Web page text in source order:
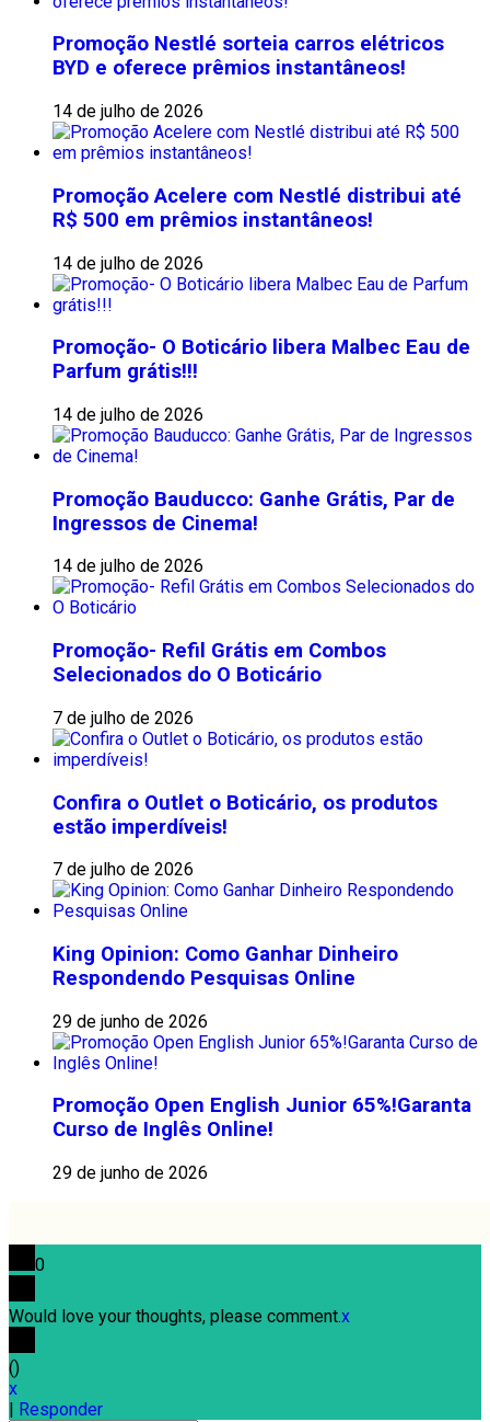
Promoção Nestlé sorteia carros elétricos
BYD e oferece prêmios instantâneos!
14 de julho de 2026
Promoção Acelere com Nestlé distribui até
R$ 500 em prêmios instantâneos!
14 de julho de 2026
Promoção- O Boticário libera Malbec Eau de
Parfum grátis!!!
14 de julho de 2026
Promoção Bauducco: Ganhe Grátis, Par de
Ingressos de Cinema!
14 de julho de 2026
Promoção- Refil Grátis em Combos
Selecionados do O Boticário
7 de julho de 2026
Confira o Outlet o Boticário, os produtos
estão imperdíveis!
7 de julho de 2026
King Opinion: Como Ganhar Dinheiro
Respondendo Pesquisas Online
29 de junho de 2026
Promoção Open English Junior 65%!Garanta
Curso de Inglês Online!
29 de junho de 2026
0
Would love your thoughts, please comment.x
()
x
Responder